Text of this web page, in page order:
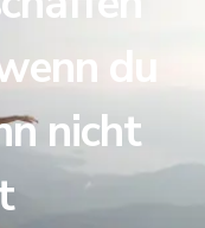
du
nicht